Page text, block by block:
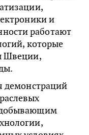
и
работают
которые
Швеции,
демонстраций